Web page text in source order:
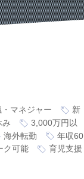
マネジャー
新
み
3,000万円以
海外転勤
年収60
ク可能
育児支援